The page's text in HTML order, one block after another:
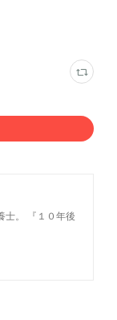
士。 『１０年後